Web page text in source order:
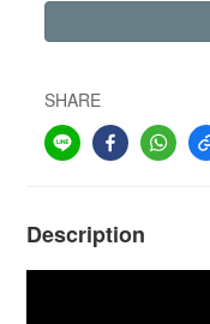
SHARE
Description